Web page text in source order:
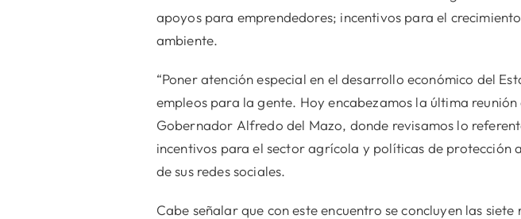
apoyos para emprendedores; incentivos para el
ambiente.
“Poner atención especial en el desarrollo económico del
empleos para la gente. Hoy encabezamos la última
Gobernador Alfredo del Mazo, donde revisamos lo
incentivos para el sector agrícola y políticas de protección
de sus redes sociales.
Cabe señalar que con este encuentro se concluyen las